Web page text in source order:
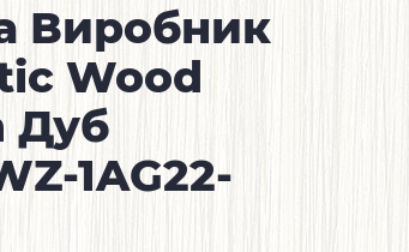
Виробник
Wood
Дуб
1AG22-